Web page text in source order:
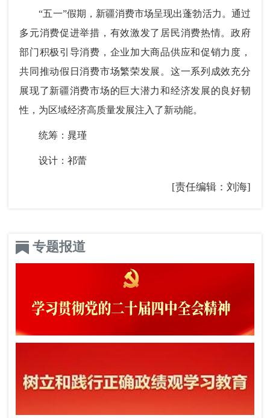
“五一”假期，新疆消费市场呈现出蓬勃活力。通过
多元消费促进举措，有效激发了居民消费热情。政府
部门积极引导消费，企业加大商品供应和促销力度，
共同推动假日消费市场繁荣发展。这一系列成效充分
展现了新疆消费市场的巨大潜力和经济发展的良好韧
性，为区域经济高质量发展注入了新动能。
统筹：晁瑾
设计：祁蕾
[责任编辑：刘海]
专题报道